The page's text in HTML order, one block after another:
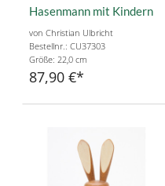
Hasenmann mit Kindern
von Christian Ulbricht
Bestellnr.: CU37303
Größe: 22,0 cm
87,90 €